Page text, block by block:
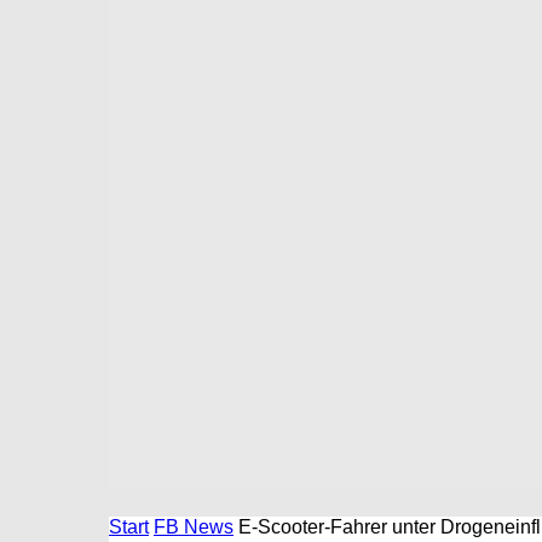
Start FB News E-Scooter-Fahrer unter